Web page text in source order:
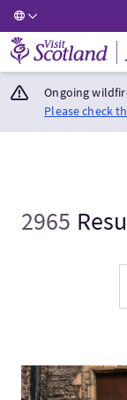
Visit Scotland Home
Ongoing
Please check
2965
Visitez:Mercat